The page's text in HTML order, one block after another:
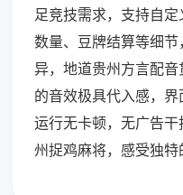
足竞技需求，支持自
数量、豆牌结算等细
异，地道贵州方言配
的音效极具代入感，界
运行无卡顿，无广告
州捉鸡麻将，感受独特